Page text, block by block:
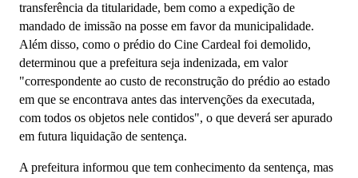
transferência da titularidade, bem como a expedição de
mandado de imissão na posse em favor da municipalidade.
Além disso, como o prédio do Cine Cardeal foi demolido,
determinou que a prefeitura seja indenizada, em valor
"correspondente ao custo de reconstrução do prédio ao estado
em que se encontrava antes das intervenções da executada,
com todos os objetos nele contidos", o que deverá ser apurado
em futura liquidação de sentença.
A prefeitura informou que tem conhecimento da sentença, mas